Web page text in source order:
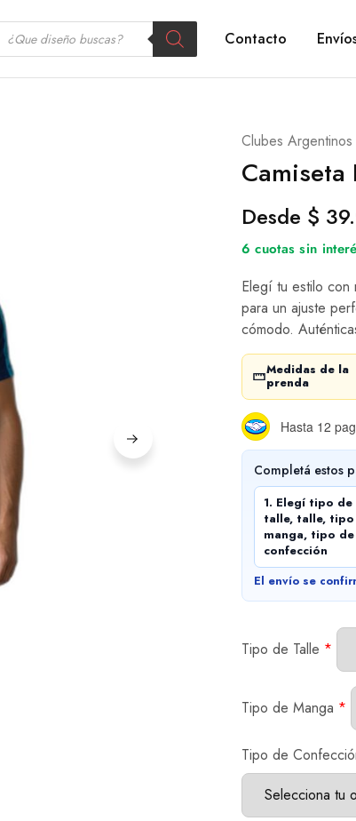
Contacto
Clubes Argentinos
Camiseta
Desde $
6 cuotas sin
Elegí tu estilo con
para un ajuste
cómodo.
Medidas de la
prenda
Hasta 12
Completá estos
1. Elegí tipo de
talle, talle,
manga, tipo de
confección
El envío se
Tipo de Talle *
Tipo de Manga *
Tipo de